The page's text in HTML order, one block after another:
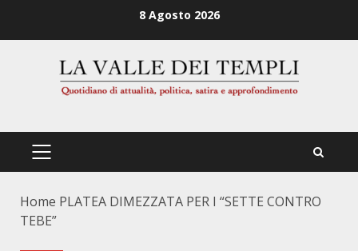
8 Agosto 2026
PRIMÄRES
Home PLATEA DIMEZZATA PER I “SETTE CONTRO
TEBE”